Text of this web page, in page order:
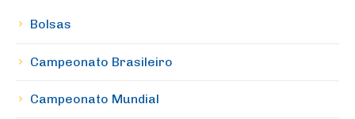
Bolsas
Campeonato Brasileiro
Campeonato Mundial